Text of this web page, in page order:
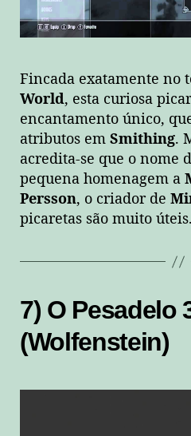
Fincada exatamente no
World, esta curiosa
encantamento único,
atributos em Smithing.
acredita-se que o nome
pequena homenagem a
Persson, o criador de
picaretas são muito úteis.
7) O Pesadelo
(Wolfenstein)